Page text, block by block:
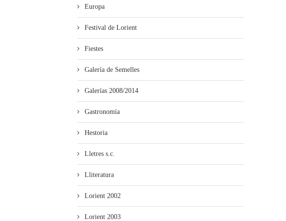
Europa
Festival de Lorient
Fiestes
Galería de Semelles
Galerías 2008/2014
Gastronomía
Hestoria
Lletres s.c.
Lliteratura
Lorient 2002
Lorient 2003